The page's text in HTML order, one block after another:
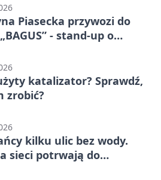
Piasecka przywozi do
- stand-up o
katalizator? Sprawdź,
zrobić?
kilku ulic bez wody.
sieci potrwają do